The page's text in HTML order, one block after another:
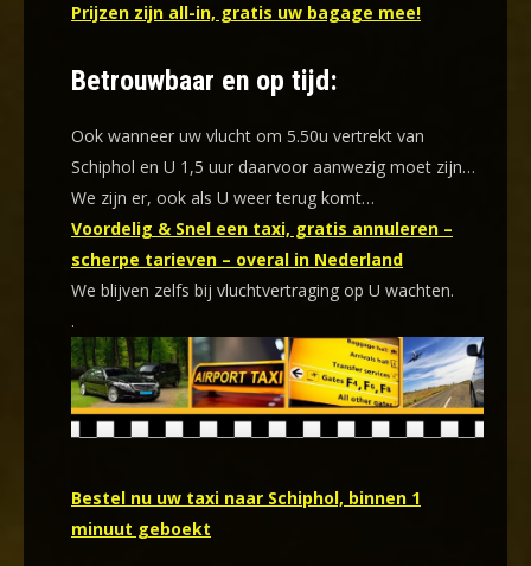
Prijzen zijn all-in, gratis uw bagage mee!
Betrouwbaar en op tijd:
Ook wanneer uw vlucht om 5.50u vertrekt van
Schiphol en U 1,5 uur daarvoor aanwezig moet zijn…
We zijn er, ook als U weer terug komt…
Voordelig & Snel een taxi, gratis annuleren –
scherpe tarieven – overal in Nederland
We blijven zelfs bij vluchtvertraging op U wachten.
.
Bestel nu uw taxi naar Schiphol, binnen 1
minuut geboekt